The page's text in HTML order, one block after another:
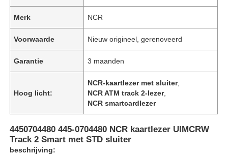
Merk NCR
Voorwaarde Nieuw origineel, gerenoveerd
Garantie 3 maanden
Hoog licht:
NCR-kaartlezer met sluiter,
NCR ATM track 2-lezer,
NCR smartcardlezer
4450704480 445-0704480 NCR kaartlezer UIMCRW
Track 2 Smart met STD sluiter
beschrijving: